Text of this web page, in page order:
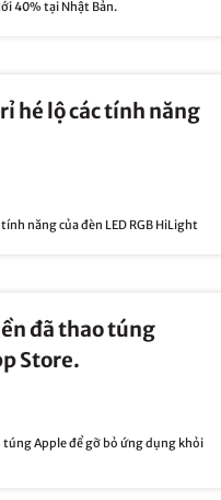
40% tại Nhật Bản.
hé lộ các tính năng
năng của đèn LED RGB HiLight
đã thao túng
Store.
Apple để gỡ bỏ ứng dụng khỏi